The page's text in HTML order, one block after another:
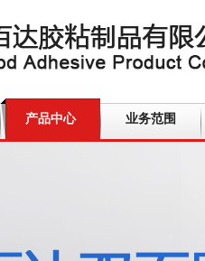
产品中心 业务范围